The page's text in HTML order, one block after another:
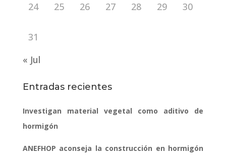
24 25 26 27 28 29 30
31
« Jul
Entradas recientes
Investigan material vegetal como aditivo de
hormigón
ANEFHOP aconseja la construcción en hormigón